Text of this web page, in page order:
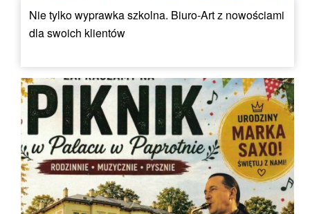
Nie tylko wyprawka szkolna. Biuro-Art z nowościami
dla swoich klientów